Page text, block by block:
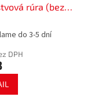
rúra (bez
do 3-5 dní
DPH